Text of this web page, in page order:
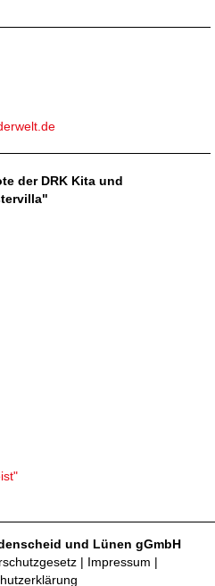
der DRK Kita und
und Lünen gGmbH
| Impressum |